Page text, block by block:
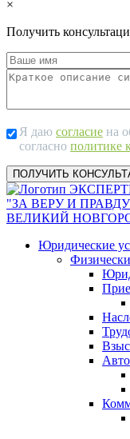
×
Получить
Я даю согласие на
согласно политике
"ЗА ВЕРУ И
ВЕЛИКИЙ
Юридические